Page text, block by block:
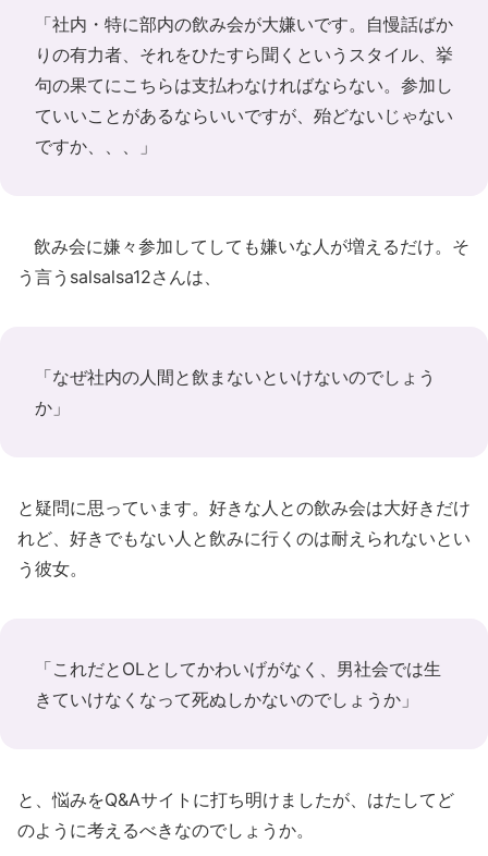
「社内・特に部内の飲み会が大嫌いです。自慢話ばか
りの有力者、それをひたすら聞くというスタイル、挙
句の果てにこちらは支払わなければならない。参加し
ていいことがあるならいいですが、殆どないじゃない
ですか、、、」
飲み会に嫌々参加してしても嫌いな人が増えるだけ。そ
う言うsalsalsa12さんは、
「なぜ社内の人間と飲まないといけないのでしょう
か」
と疑問に思っています。好きな人との飲み会は大好きだけ
れど、好きでもない人と飲みに行くのは耐えられないとい
う彼女。
「これだとOLとしてかわいげがなく、男社会では生
きていけなくなって死ぬしかないのでしょうか」
と、悩みをQ&Aサイトに打ち明けましたが、はたしてど
のように考えるべきなのでしょうか。